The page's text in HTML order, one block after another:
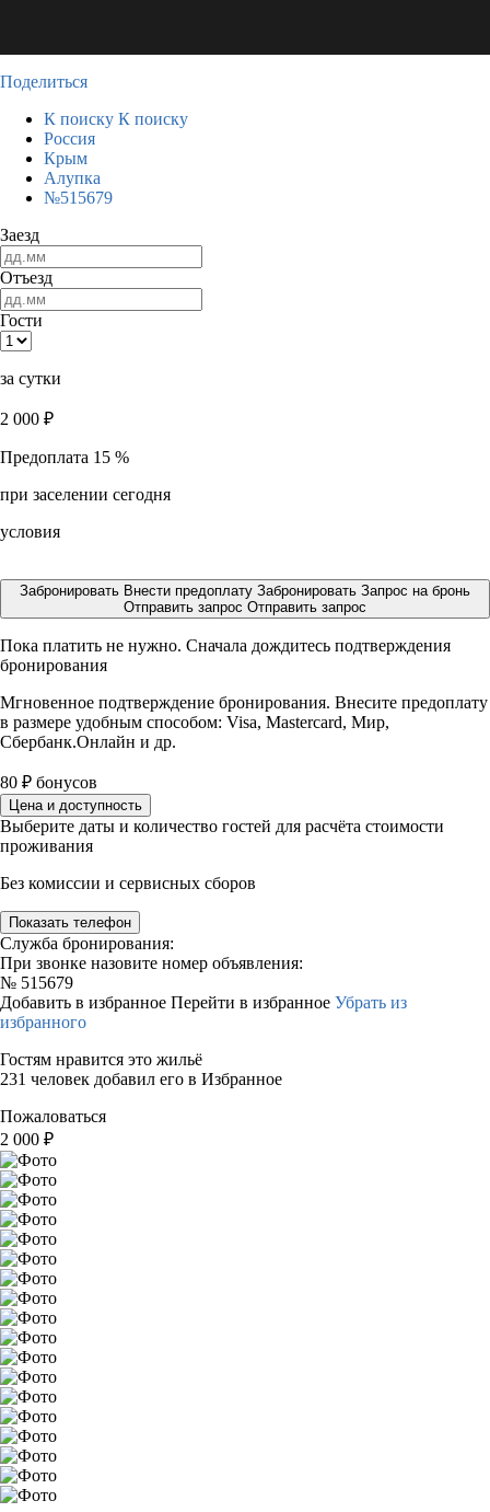
Поделиться
К поиску К поиску
Россия
Крым
Алупка
№515679
Заезд
Отъезд
Гости
за сутки
2 000 ₽
Предоплата 15 %
при заселении сегодня
условия
Забронировать Внести предоплату Забронировать Запрос на бронь
Отправить запрос Отправить запрос
Пока платить не нужно. Сначала дождитесь подтверждения
бронирования
Мгновенное подтверждение бронирования. Внесите предоплату
в размере удобным способом: Visa, Mastercard, Мир,
Сбербанк.Онлайн и др.
80 ₽ бонусов
Цена и доступность
Выберите даты и количество гостей для расчёта стоимости
проживания
Без комиссии и сервисных сборов
Показать телефон
Служба бронирования:
При звонке назовите номер объявления:
№ 515679
Добавить в избранное Перейти в избранное Убрать из
избранного
Гостям нравится это жильё
231 человек добавил его в Избранное
Пожаловаться
2 000 ₽